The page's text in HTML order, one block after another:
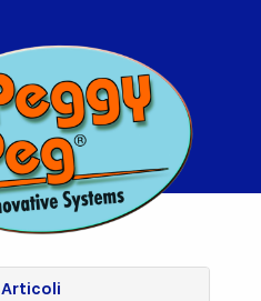
Articoli